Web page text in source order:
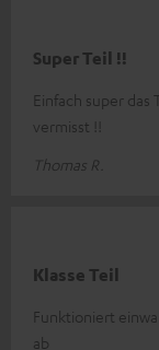
Super Teil !!
Einfach super
vermisst !!
Thomas R.
Klasse Teil
Funktioniert
ab